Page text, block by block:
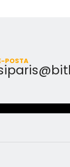
POSTA